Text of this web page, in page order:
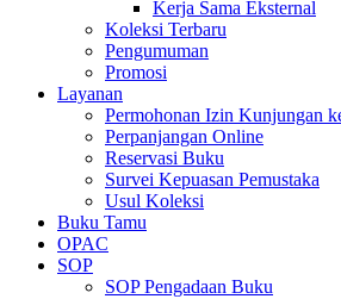
Kerja Sama Eksternal
Koleksi Terbaru
Pengumuman
Promosi
Layanan
Permohonan Izin Kunjungan
Perpanjangan Online
Reservasi Buku
Survei Kepuasan Pemustaka
Usul Koleksi
Buku Tamu
OPAC
SOP
SOP Pengadaan Buku